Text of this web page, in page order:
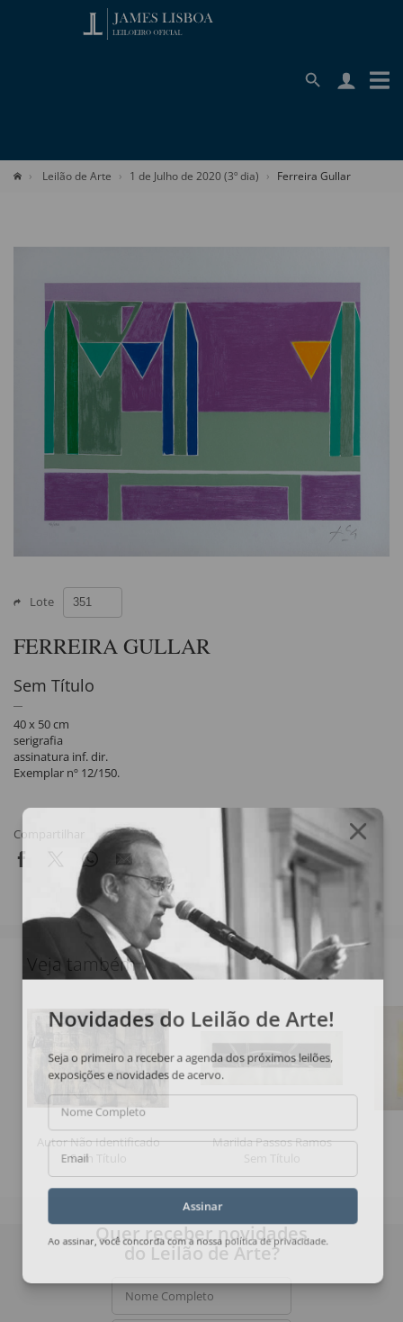
Leilão de Arte 1 de Julho de 2020 (3º dia) Ferreira Gullar
Lote
FERREIRA GULLAR
Sem Título
40 x 50 cm
serigrafia
assinatura inf. dir.
Exemplar nº 12/150.
Compartilhar
Veja também
Autor Não Identificado
Sem Título
Marilda Passos Ramos
Sem Título
Novidades do Leilão de Arte!
Seja o primeiro a receber a agenda dos próximos leilões,
exposições e novidades de acervo.
Nome Completo
Email
Assinar
Ao assinar, você concorda com a nossapolítica de privacidade
Quer receber novidades
do Leilão de Arte?
Nome Completo